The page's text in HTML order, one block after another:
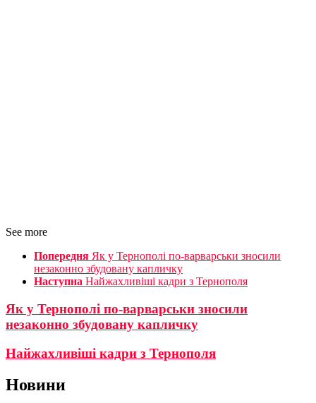
See more
Попередня Як у Тернополі по-варварськи зносили
незаконно збудовану капличку
Наступна Найжахливіші кадри з Тернополя
Як у Тернополі по-варварськи зносили
незаконно збудовану капличку
Найжахливіші кадри з Тернополя
Новини